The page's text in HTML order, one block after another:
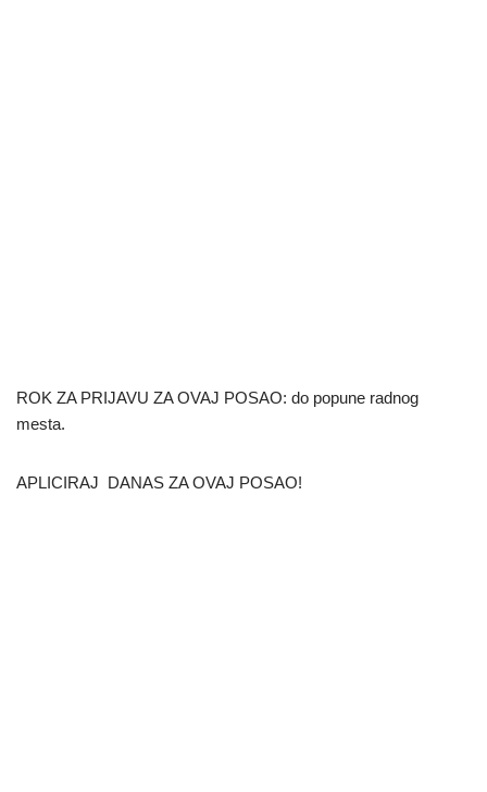
ROK ZA PRIJAVU ZA OVAJ POSAO: do popune radnog
mesta.
APLICIRAJ DANAS ZA OVAJ POSAO!